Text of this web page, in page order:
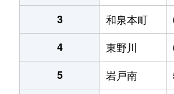
3
和泉本町
4
東野川
5
岩戸南